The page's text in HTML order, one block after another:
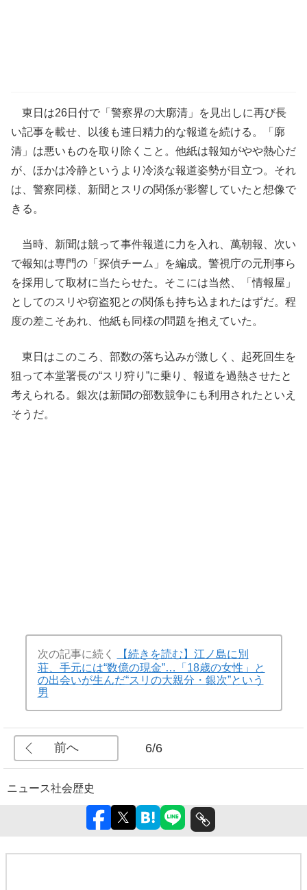
東日は26日付で「警察界の大廓清」を見出しに再び長
い記事を載せ、以後も連日精力的な報道を続ける。「廓
清」は悪いものを取り除くこと。他紙は報知がやや熱心だ
が、ほかは冷静というより冷淡な報道姿勢が目立つ。それ
は、警察同様、新聞とスリの関係が影響していたと想像で
きる。
当時、新聞は競って事件報道に力を入れ、萬朝報、次い
で報知は専門の「探偵チーム」を編成。警視庁の元刑事ら
を採用して取材に当たらせた。そこには当然、「情報屋」
としてのスリや窃盗犯との関係も持ち込まれたはずだ。程
度の差こそあれ、他紙も同様の問題を抱えていた。
東日はこのころ、部数の落ち込みが激しく、起死回生を
狙って本堂署長の“スリ狩り”に乗り、報道を過熱させたと
考えられる。銀次は新聞の部数競争にも利用されたといえ
そうだ。
次の記事に続く
【続きを読む】江ノ島に別
荘、手元には“数億の現金”…「18歳の女性」と
の出会いが生んだ“スリの大親分・銀次”という
男
前へ 6/6
ニュース社会歴史